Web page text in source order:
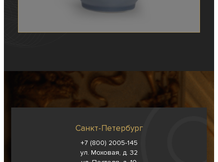
Санкт-Петербург
+7 (800) 2005-145
ул. Моховая, д. 32